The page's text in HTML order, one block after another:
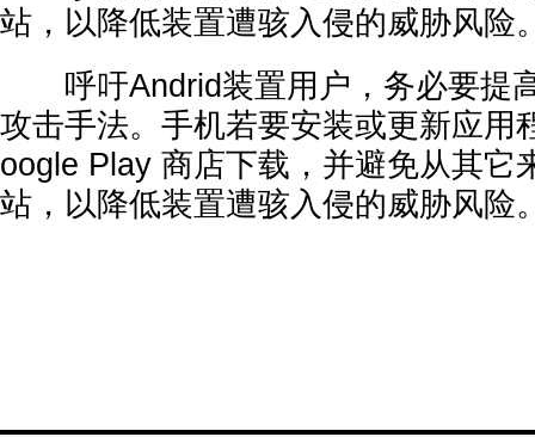
站，以降低装置遭骇入侵的威胁风险
呼吁Andrid装置用户，务必要提
攻击手法。手机若要安装或更新应用
oogle Play 商店下载，并避免从其它
站，以降低装置遭骇入侵的威胁风险